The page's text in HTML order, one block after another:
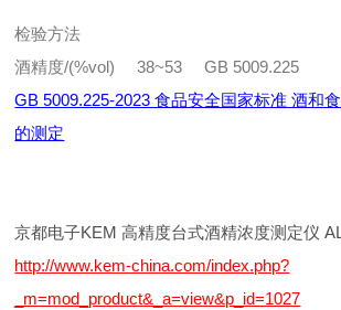
检验方法
酒精度/(%vol) 38~53 GB 5009.225
GB 5009.225-2023 食品安全国家标准 酒和
的测定
京都电子KEM 高精度台式酒精浓度测定仪
http://www.kem-china.com/index.php?
_m=mod_product&_a=view&p_id=1027